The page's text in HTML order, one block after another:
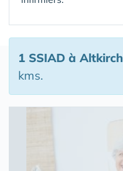
1 SSIAD à Altkirch
kms.